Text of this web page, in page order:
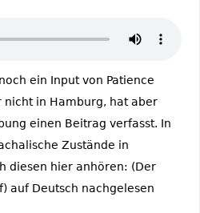
ein Input von Patience
nicht in Hamburg, hat aber
einen Beitrag verfasst. In
Zustände in
diesen hier anhören: (Der
auf Deutsch nachgelesen